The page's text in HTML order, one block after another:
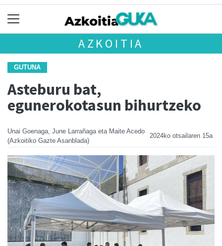
AZKOITIA
GUTUNA
Asteburu bat,
egunerokotasun bihurtzeko
Unai Goenaga, June Larrañaga eta Maite Acedo
(Azkoitiko Gazte Asanblada)
2024ko otsailaren 15a